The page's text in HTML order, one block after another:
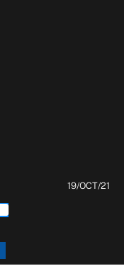
19/OCT/21